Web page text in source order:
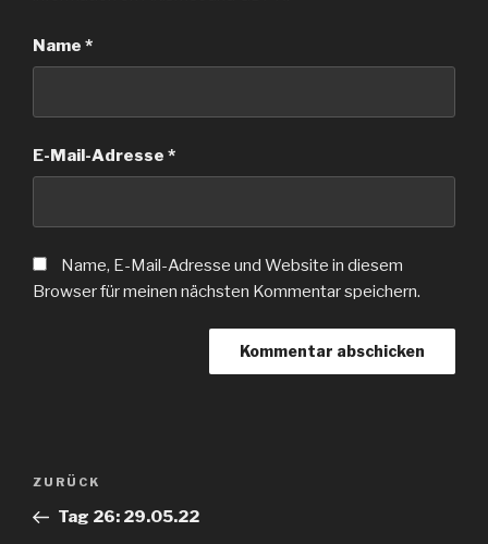
Name *
E-Mail-Adresse *
Name, E-Mail-Adresse und Website in diesem
Browser für meinen nächsten Kommentar speichern.
Beitragsnavigation
Vorheriger
Beitrag
ZURÜCK
Tag 26: 29.05.22